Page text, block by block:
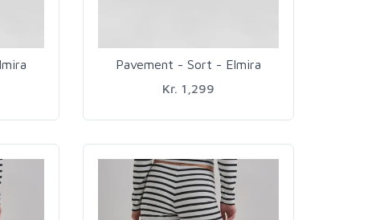
Pavement - Sort - Elmira
Kr. 1,299